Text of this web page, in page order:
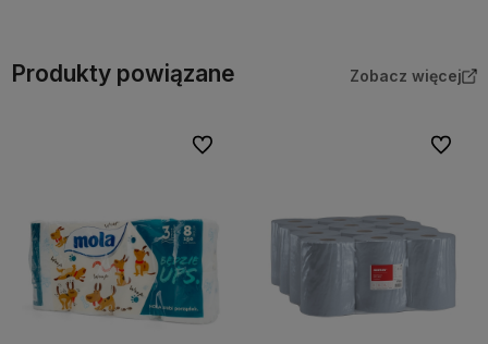
Produkty powiązane Zobacz więcej
Do ulubionych Do